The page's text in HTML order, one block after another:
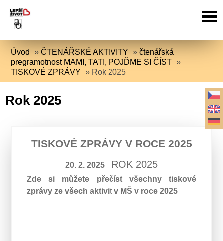
Úvod »ČTENÁŘSKÉ AKTIVITY »čtenářská
pregramotnost MAMI, TATI, POJĎME SI ČÍST »
TISKOVÉ ZPRÁVY » Rok 2025
Rok 2025
TISKOVÉ ZPRÁVY V ROCE 2025
20. 2. 2025 ROK 2025
Zde si můžete přečíst všechny tiskové
zprávy ze všech aktivit v MŠ v roce 2025